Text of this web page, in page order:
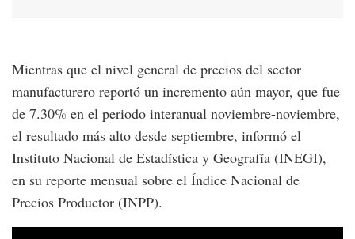
Mientras que el nivel general de precios del sector
manufacturero reportó un incremento aún mayor, que fue
de 7.30% en el periodo interanual noviembre-noviembre,
el resultado más alto desde septiembre, informó el
Instituto Nacional de Estadística y Geografía (INEGI),
en su reporte mensual sobre el Índice Nacional de
Precios Productor (INPP).